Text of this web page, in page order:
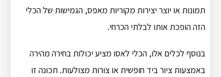
תמונות או יוצר יצירות מקוריות מאפס, הגמישות של הכלי
הזה הופכת אותו לבלתי הכרחי.
בנוסף לכלים אלו, הכלי לאסו מציע יכולות בחירה מהירה
באמצעות ציור ביד חופשית או צורות מצולעות. תכונה זו